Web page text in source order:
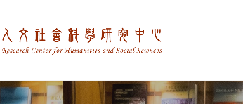
研究院人文社會科